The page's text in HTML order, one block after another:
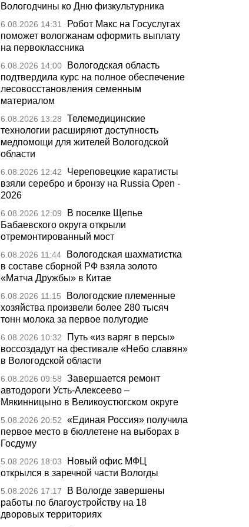
Вологодчины ко Дню физкультурника
6.08.2026 14:31
Робот Макс на Госуслугах
поможет вологжанам оформить выплату
на первоклассника
6.08.2026 14:00
Вологодская область
подтвердила курс на полное обеспечение
лесовосстановления семенным
материалом
6.08.2026 13:28
Телемедицинские
технологии расширяют доступность
медпомощи для жителей Вологодской
области
6.08.2026 12:42
Череповецкие каратисты
взяли серебро и бронзу на Russia Open -
2026
6.08.2026 12:09
В поселке Щепье
Бабаевского округа открыли
отремонтированный мост
6.08.2026 11:44
Вологодская шахматистка
в составе сборной РФ взяла золото
«Матча Дружбы» в Китае
6.08.2026 11:15
Вологодские племенные
хозяйства произвели более 280 тысяч
тонн молока за первое полугодие
6.08.2026 10:32
Путь «из варяг в персы»
воссоздадут на фестивале «Небо славян»
в Вологодской области
6.08.2026 09:58
Завершается ремонт
автодороги Усть-Алексеево –
Мякинницыно в Великоустюгском округе
5.08.2026 20:52
«Единая Россия» получила
первое место в бюллетене на выборах в
Госдуму
5.08.2026 18:03
Новый офис МФЦ
открылся в заречной части Вологды
5.08.2026 17:17
В Вологде завершены
работы по благоустройству на 18
дворовых территориях